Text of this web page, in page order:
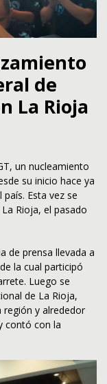
de
La Rioja
un nucleamiento
su inicio hace ya
Esta vez se
Rioja, el pasado
de prensa llevada a
la cual participó
Luego se
de La Rioja,
región y alrededor
contó con la